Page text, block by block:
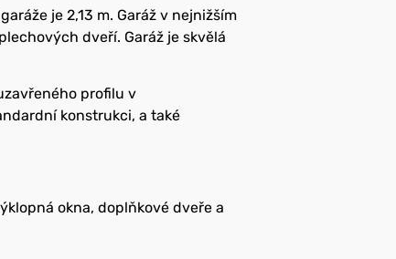
je 2,13 m. Garáž v nejnižším
dveří. Garáž je skvělá
profilu v
konstrukci, a také
okna, doplňkové dveře a